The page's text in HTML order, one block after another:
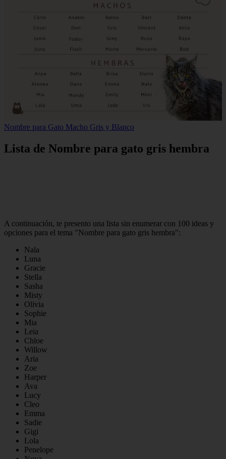
Nombre para Gato Macho Gris y Blanco
Lista de Nombre para gato gris hembra
A continuación, te presento una lista sin enumerar con 100 ideas y
opciones para el tema "Nombre para gato gris hembra":
Nala
Luna
Gracie
Stella
Sasha
Misty
Olivia
Sophie
Mia
Leia
Chloe
Willow
Aria
Zoe
Harper
Ava
Lucy
Cleo
Emma
Sadie
Gigi
Lola
Penelope